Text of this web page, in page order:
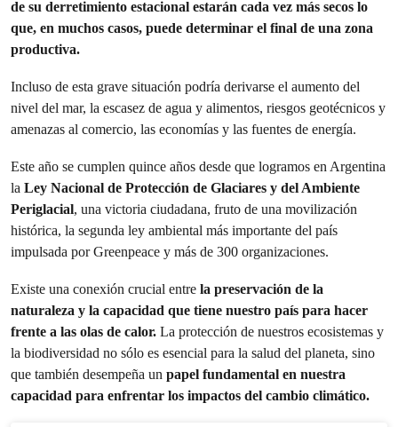
de su derretimiento estacional estarán cada vez más secos lo
que, en muchos casos, puede determinar el final de una zona
productiva.
Incluso de esta grave situación podría derivarse el aumento del
nivel del mar, la escasez de agua y alimentos, riesgos geotécnicos y
amenazas al comercio, las economías y las fuentes de energía.
Este año se cumplen quince años desde que logramos en Argentina
la Ley Nacional de Protección de Glaciares y del Ambiente
Periglacial, una victoria ciudadana, fruto de una movilización
histórica, la segunda ley ambiental más importante del país
impulsada por Greenpeace y más de 300 organizaciones.
Existe una conexión crucial entre la preservación de la
naturaleza y la capacidad que tiene nuestro país para hacer
frente a las olas de calor. La protección de nuestros ecosistemas y
la biodiversidad no sólo es esencial para la salud del planeta, sino
que también desempeña un papel fundamental en nuestra
capacidad para enfrentar los impactos del cambio climático.